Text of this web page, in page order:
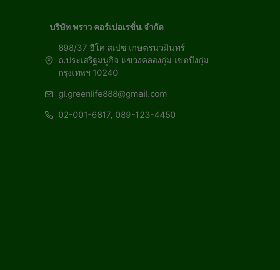
บริษัท พราว คอร์เปอเรชั่น จำกัด
898/37 อีโค สเปซ เกษตรนวมินทร์
ถ.ประเสริฐมนูกิจ แขวงคลองกุ่ม เขตบึงกุ่ม
กรุงเทพฯ 10240
gl.greenlife888@gmail.com
02-001-6817, 089-123-4450